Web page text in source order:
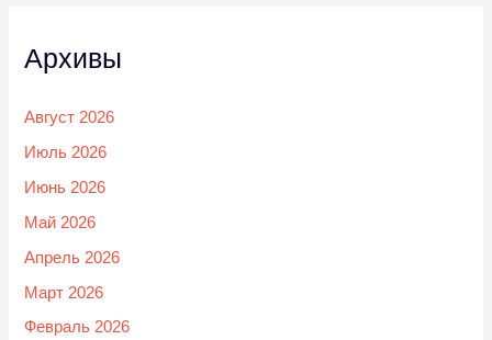
Архивы
Август 2026
Июль 2026
Июнь 2026
Май 2026
Апрель 2026
Март 2026
Февраль 2026